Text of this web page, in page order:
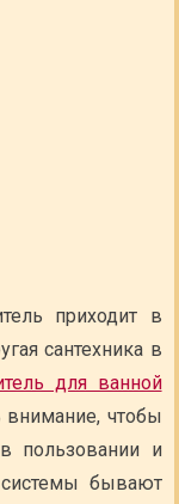
приходит в
сантехника в
для ванной
внимание, чтобы
пользовании и
бывают